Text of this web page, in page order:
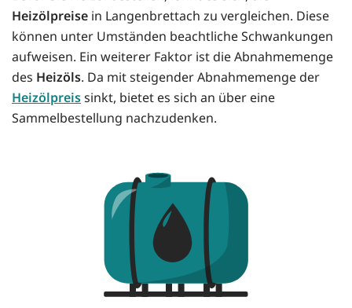
Heizölpreise in Langenbrettach zu vergleichen. Diese
können unter Umständen beachtliche Schwankungen
aufweisen. Ein weiterer Faktor ist die Abnahmemenge
des Heizöls. Da mit steigender Abnahmemenge der
Heizölpreissinkt, bietet es sich an über eine
Sammelbestellung nachzudenken.